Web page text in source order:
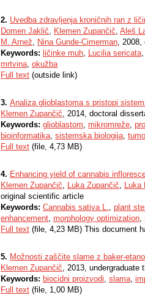
2. Uvedba zdravljenja kroničnih ran z
Domen Jaklič, Klemen Zupančič, Aleš
M. Arnež, Nina Gunde-Cimerman, 2008,
Keywords: ličinke muh, Lucilia sericata
mrtvina, okužba
Full text (outside link)
3. Analiza glioblastoma s pristopi
Klemen Zupančič, 2014, doctoral
Keywords: glioblastom, mikromreže,
bioinformatika, sistemska biologija,
Full text (file, 4,73 MB)
4. Enhancing yield of cannabis
Klemen Zupančič, Luka Zupančič, Luka
original scientific article
Keywords: Cannabis sativa L., plant
enhancement, morphology optimization,
Full text (file, 4,23 MB) This document
5. Možnosti zaščite slame z baker-
Klemen Zupančič, 2013, undergraduate
Keywords: biocidni proizvodi, slama,
Full text (file, 1,00 MB)